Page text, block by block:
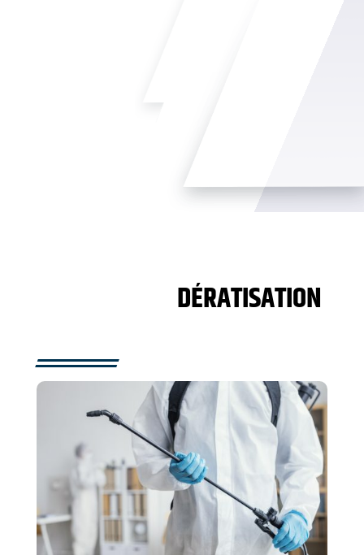
DÉRATISATION